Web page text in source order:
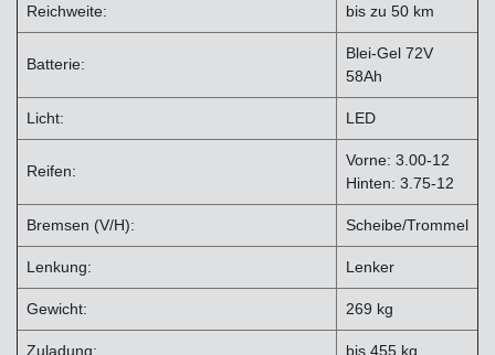
Reichweite: bis zu 50 km
Batterie:
Blei-Gel 72V
58Ah
Licht: LED
Reifen:
Vorne: 3.00-12
Hinten: 3.75-12
Bremsen (V/H): Scheibe/Trommel
Lenkung: Lenker
Gewicht: 269 kg
Zuladung: bis 455 kg